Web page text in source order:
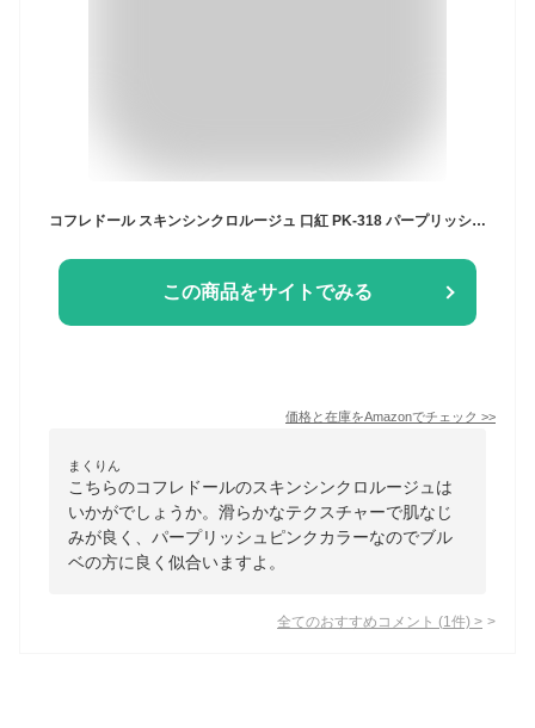
コフレドール スキンシンクロルージュ 口紅 PK-318 パープリッシュピンク 4.1グラム (x 1)
この商品をサイトでみる
価格と在庫をAmazonでチェック >>
まくりん
こちらのコフレドールのスキンシンクロルージュは
いかがでしょうか。滑らかなテクスチャーで肌なじ
みが良く、パープリッシュピンクカラーなのでブル
ベの方に良く似合いますよ。
全てのおすすめコメント (1 件) >